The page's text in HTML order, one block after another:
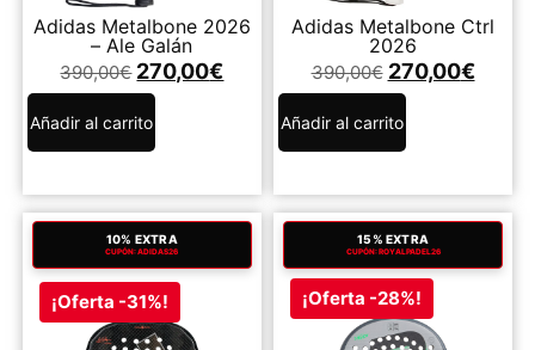
Adidas Metalbone 2026
– Ale Galán
390,00€ 270,00€
Añadir al carrito
Adidas Metalbone Ctrl
2026
390,00€ 270,00€
Añadir al carrito
10% EXTRA
CUPÓN: ADIDAS26
¡Oferta -31%!
15% EXTRA
CUPÓN: ROYALPADEL26
¡Oferta -28%!